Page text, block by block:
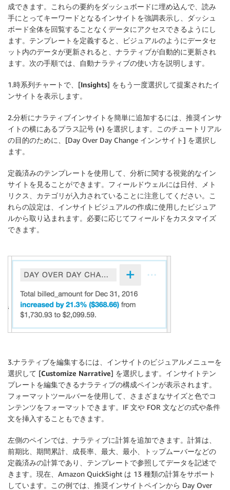
成できます。これらの要約をダッシュボードに埋め込んで、読み
手にとってキーワードとなるインサイトを強調表示し、ダッシュ
ボード全体を回覧することなくデータにアクセスできるようにし
ます。テンプレートを定義すると、ビジュアルのようにデータセ
ット内のデータが更新されると、ナラティブが自動的に更新され
ます。次の手順では、自動ナラティブの使い方を説明します。
1.時系列チャートで、[Insights] をもう一度選択して提案されたイ
ンサイトを表示します。
2.分析にナラティブインサイトを簡単に追加するには、推奨インサ
イトの横にあるプラス記号 (+) を選択します。このチュートリアル
の目的のために、[Day Over Day Change インンサイト] を選択し
ます。
定義済みのテンプレートを使用して、分析に関する視覚的なイン
サイトを見ることができます。フィールドウェルには日付、メト
リクス、カテゴリが入力されていることに注意してください。こ
れらの設定は、インサイトビジュアルの作成に使用したビジュア
ルから取り込まれます。必要に応じてフィールドをカスタマイズ
できます。
3.ナラティブを編集するには、インサイトのビジュアルメニューを
選択して [Customize Narrative] を選択します。インサイトテン
プレートを編集できるナラティブの構成ペインが表示されます。
フォーマットツールバーを使用して、さまざまなサイズと色でコ
ンテンツをフォーマットできます。IF 文や FOR 文などの式や条件
文を挿入することもできます。
左側のペインでは、ナラティブに計算を追加できます。計算は、
前期比、期間累計、成長率、最大、最小、トップムーバーなどの
定義済みの計算であり、テンプレートで参照してデータを記述で
きます。現在、Amazon QuickSight は 13 種類の計算をサポート
しています。この例では、推奨インサイトペインから Day Over